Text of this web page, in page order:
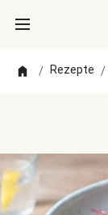
/ Rezepte /